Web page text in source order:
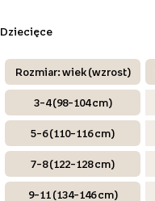
Dziecięce
Rozmiar: wiek (wzrost)
3–4 (98–104 cm)
5–6 (110–116 cm)
7–8 (122–128 cm)
9–11 (134–146 cm)